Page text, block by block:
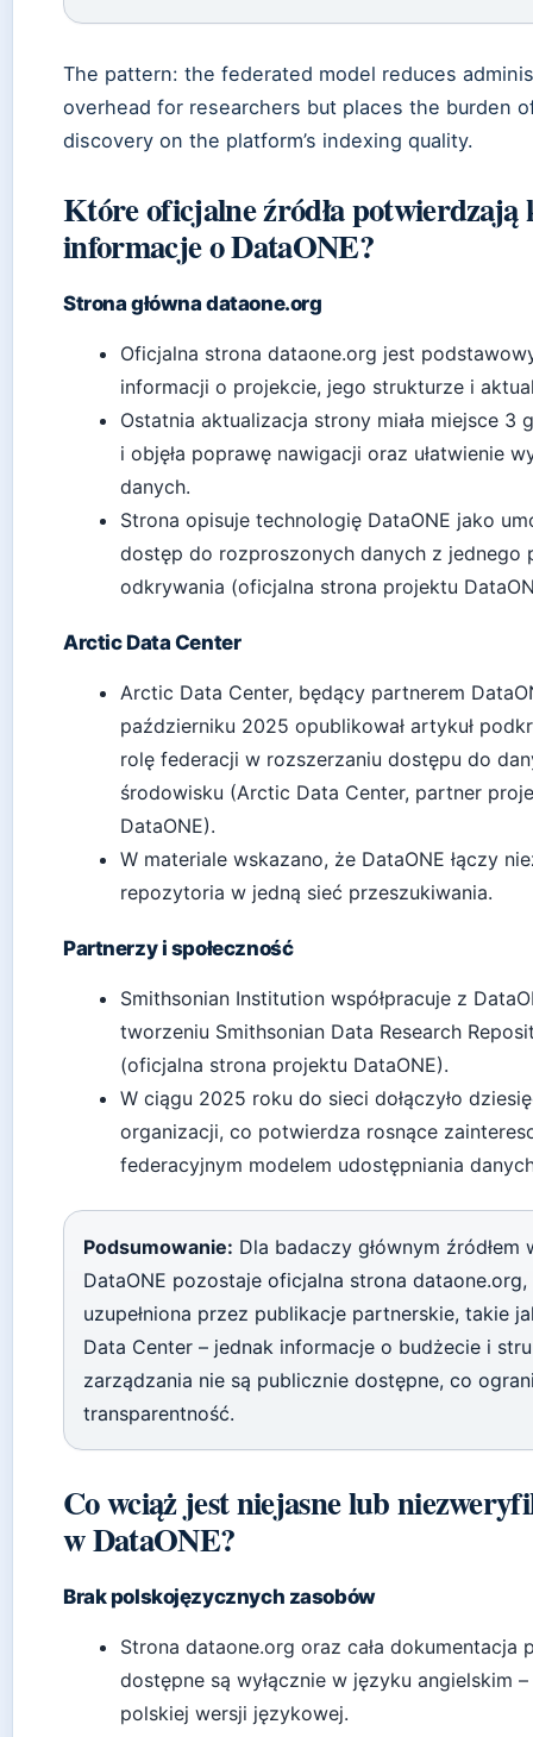
The pattern: the federated model reduces
overhead for researchers but places the burden
discovery on the platform’s indexing quality.
Które oficjalne źródła potwierdzają
informacje o DataONE?
Strona główna dataone.org
Oficjalna strona dataone.org jest
informacji o projekcie, jego strukturze i
Ostatnia aktualizacja strony miała miejsce 3
i objęła poprawę nawigacji oraz ułatwienie
danych.
Strona opisuje technologię DataONE jako
dostęp do rozproszonych danych z jednego
odkrywania (oficjalna strona projektu
Arctic Data Center
Arctic Data Center, będący partnerem
październiku 2025 opublikował artykuł
rolę federacji w rozszerzaniu dostępu do
środowisku (Arctic Data Center, partner
DataONE).
W materiale wskazano, że DataONE łączy
repozytoria w jedną sieć przeszukiwania.
Partnerzy i społeczność
Smithsonian Institution współpracuje z
tworzeniu Smithsonian Data Research
(oficjalna strona projektu DataONE).
W ciągu 2025 roku do sieci dołączyło
organizacji, co potwierdza rosnące
federacyjnym modelem udostępniania
Podsumowanie: Dla badaczy głównym źródłem
DataONE pozostaje oficjalna strona dataone.org,
uzupełniona przez publikacje partnerskie, takie
Data Center – jednak informacje o budżecie i
zarządzania nie są publicznie dostępne, co
transparentność.
Co wciąż jest niejasne lub
w DataONE?
Brak polskojęzycznych zasobów
Strona dataone.org oraz cała dokumentacja
dostępne są wyłącznie w języku angielskim
polskiej wersji językowej.